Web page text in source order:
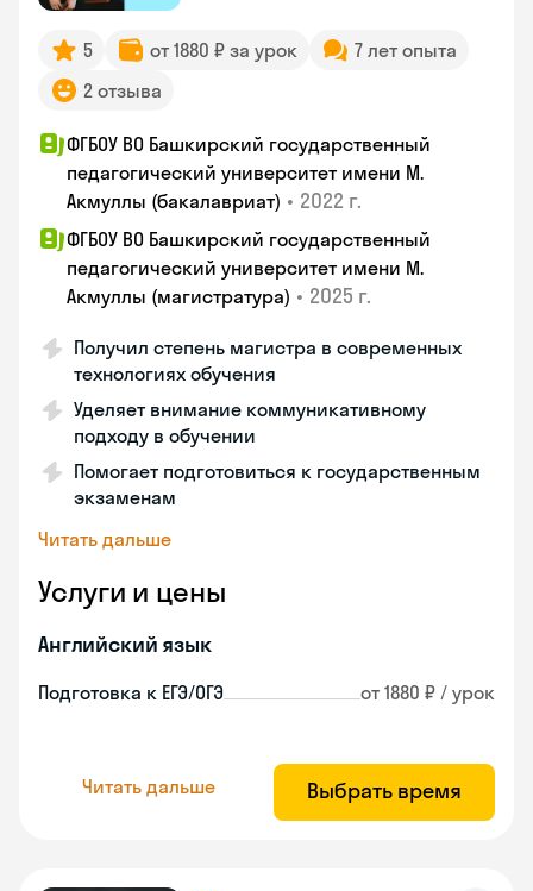
5 от 1880 ₽ за урок
7 лет опыта
2 отзыва
ФГБОУ ВО Башкирский государственный
педагогический университет имени М.
Акмуллы (бакалавриат) • 2022 г.
ФГБОУ ВО Башкирский государственный
педагогический университет имени М.
Акмуллы (магистратура) • 2025 г.
Получил степень магистра в современных
технологиях обучения
Уделяет внимание коммуникативному
подходу в обучении
Помогает подготовиться к государственным
экзаменам
Читать дальше
Услуги и цены
Английский язык
Подготовка к ЕГЭ/ОГЭ от 1880 ₽ / урок
Читать дальше Выбрать время